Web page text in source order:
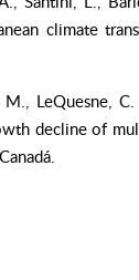
climate
M., LeQuesne,
decline of